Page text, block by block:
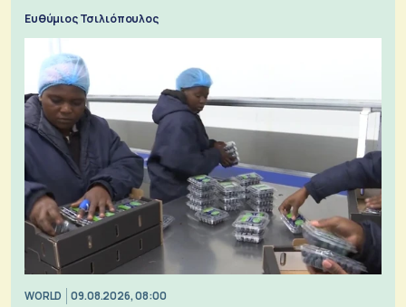
Ευθύμιος Τσιλιόπουλος
WORLD 09.08.2026, 08:00